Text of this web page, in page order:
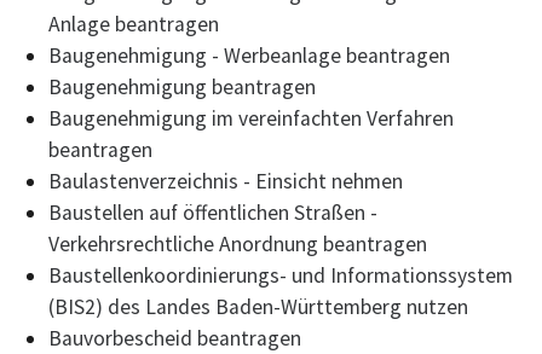
Anlage beantragen
Baugenehmigung - Werbeanlage beantragen
Baugenehmigung beantragen
Baugenehmigung im vereinfachten Verfahren
beantragen
Baulastenverzeichnis - Einsicht nehmen
Baustellen auf öffentlichen Straßen -
Verkehrsrechtliche Anordnung beantragen
Baustellenkoordinierungs- und Informationssystem
(BIS2) des Landes Baden-Württemberg nutzen
Bauvorbescheid beantragen